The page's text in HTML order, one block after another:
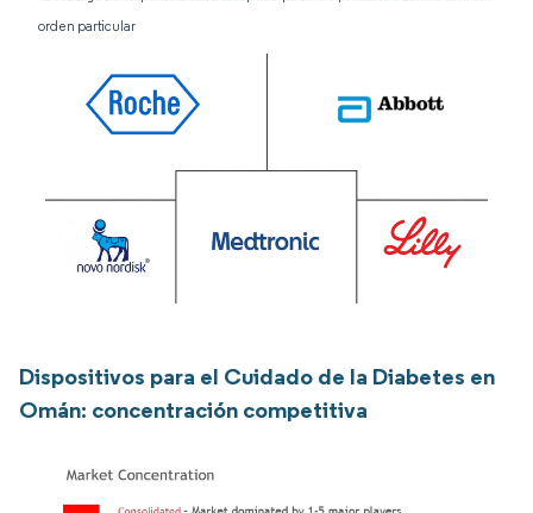
orden particular
Dispositivos para el Cuidado de la Diabetes en
Omán: concentración competitiva